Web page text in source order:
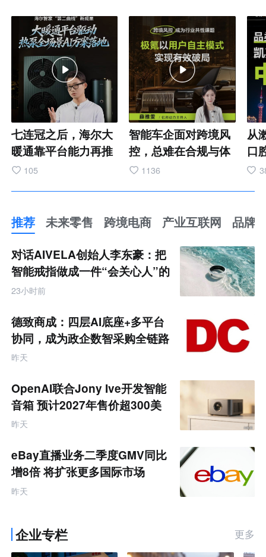
七连冠之后，海尔大
暖通靠平台能力再推
AI新品
105
智能车企面对跨境风
控，总难在合规与体
验间找到平衡。 难道
1136
从
口
博
圈
8
垒
递
局
新
#
推荐 未来零售 跨境电商 产业互联网 品牌
未
来
零
售
跨
电
商
产
业
互
联
牌
AI
数
智
化
专
题
对话AIVELA创始人李东豪：把
智能戒指做成一件“会关心人”的
饰品
23小时前
德致商成：四层AI底座+多平台
协同，成为政企数智采购全链路
服务商
昨天
OpenAI联合Jony Ive开发智能
音箱 预计2027年售价超300美
元
昨天
eBay直播业务二季度GMV同比
增8倍 将扩张更多国际市场
昨天
企业专栏 更多